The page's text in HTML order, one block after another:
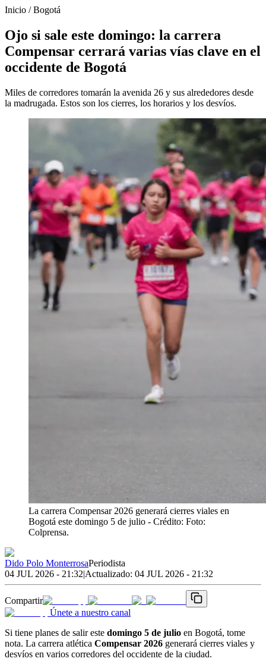
Inicio /Bogotá
Ojo si sale este domingo: la carrera
Compensar cerrará varias vías clave en el
occidente de Bogotá
Miles de corredores tomarán la avenida 26 y sus alrededores desde
la madrugada. Estos son los cierres, los horarios y los desvíos.
La carrera Compensar 2026 generará cierres viales en
Bogotá este domingo 5 de julio - Crédito: Foto:
Colprensa.
Dido Polo MonterrosaPeriodista
04 JUL 2026 - 21:32|Actualizado: 04 JUL 2026 - 21:32
Compartir
Únete a nuestro canal
Si tiene planes de salir este domingo 5 de julio en Bogotá, tome
nota. La carrera atlética Compensar 2026 generará cierres viales y
desvíos en varios corredores del occidente de la ciudad.